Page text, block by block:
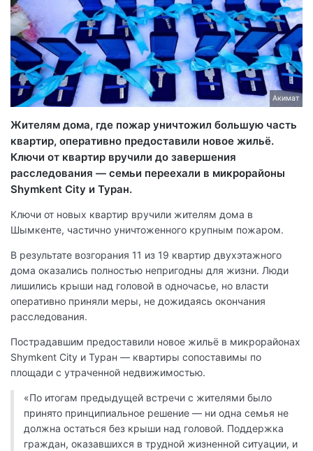
Акимат
Жителям дома, где пожар уничтожил большую часть
квартир, оперативно предоставили новое жильё.
Ключи от квартир вручили до завершения
расследования — семьи переехали в микрорайоны
Shymkent City и Туран.
Ключи от новых квартир вручили жителям дома в
Шымкенте, частично уничтоженного крупным пожаром.
В результате возгорания 11 из 19 квартир двухэтажного
дома оказались полностью непригодны для жизни. Люди
лишились крыши над головой в одночасье, но власти
оперативно приняли меры, не дожидаясь окончания
расследования.
Пострадавшим предоставили новое жильё в микрорайонах
Shymkent City и Туран — квартиры сопоставимы по
площади с утраченной недвижимостью.
«По итогам предыдущей встречи с жителями было
принято принципиальное решение — ни одна семья не
должна остаться без крыши над головой. Поддержка
граждан, оказавшихся в трудной жизненной ситуации, и